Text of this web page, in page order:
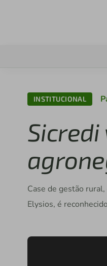
INSTITUCIONAL
Case de gestão
Elysios, é